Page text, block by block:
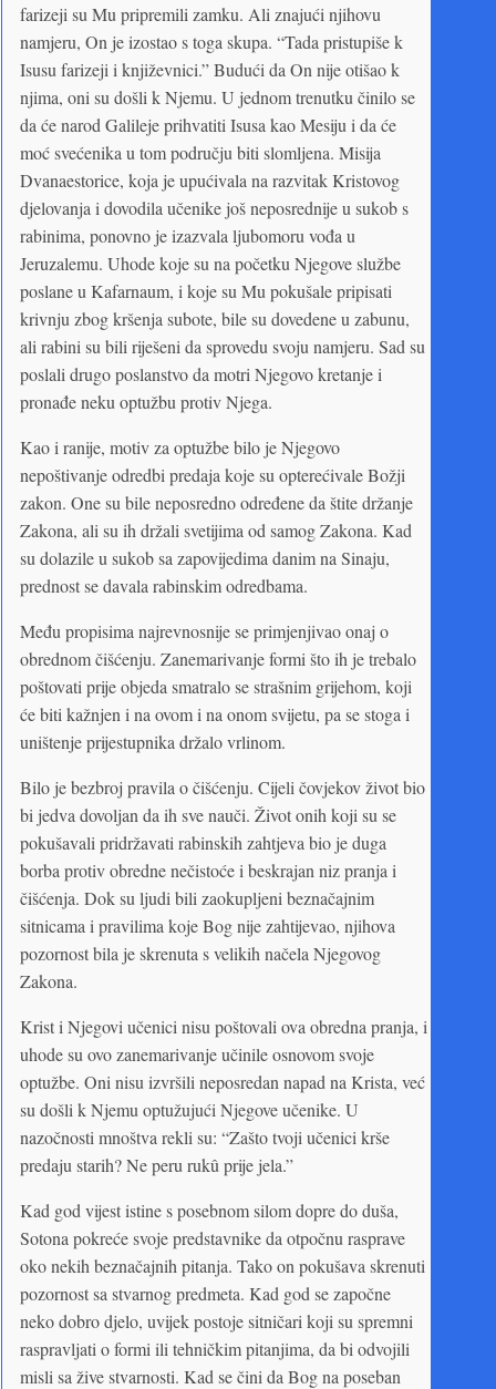
farizeji su Mu pripremili zamku. Ali znajući njihovu
namjeru, On je izostao s toga skupa. “Tada pristupiše k
Isusu farizeji i književnici.” Budući da On nije otišao k
njima, oni su došli k Njemu. U jednom trenutku činilo se
da će narod Galileje prihvatiti Isusa kao Mesiju i da će
moć svećenika u tom području biti slomljena. Misija
Dvanaestorice, koja je upućivala na razvitak Kristovog
djelovanja i dovodila učenike još neposrednije u sukob s
rabinima, ponovno je izazvala ljubomoru vođa u
Jeruzalemu. Uhode koje su na početku Njegove službe
poslane u Kafarnaum, i koje su Mu pokušale pripisati
krivnju zbog kršenja subote, bile su dovedene u zabunu,
ali rabini su bili riješeni da sprovedu svoju namjeru. Sad su
poslali drugo poslanstvo da motri Njegovo kretanje i
pronađe neku optužbu protiv Njega.
Kao i ranije, motiv za optužbe bilo je Njegovo
nepoštivanje odredbi predaja koje su opterećivale Božji
zakon. One su bile neposredno određene da štite držanje
Zakona, ali su ih držali svetijima od samog Zakona. Kad
su dolazile u sukob sa zapovijedima danim na Sinaju,
prednost se davala rabinskim odredbama.
Među propisima najrevnosnije se primjenjivao onaj o
obrednom čišćenju. Zanemarivanje formi što ih je trebalo
poštovati prije objeda smatralo se strašnim grijehom, koji
će biti kažnjen i na ovom i na onom svijetu, pa se stoga i
uništenje prijestupnika držalo vrlinom.
Bilo je bezbroj pravila o čišćenju. Cijeli čovjekov život bio
bi jedva dovoljan da ih sve nauči. Život onih koji su se
pokušavali pridržavati rabinskih zahtjeva bio je duga
borba protiv obredne nečistoće i beskrajan niz pranja i
čišćenja. Dok su ljudi bili zaokupljeni beznačajnim
sitnicama i pravilima koje Bog nije zahtijevao, njihova
pozornost bila je skrenuta s velikih načela Njegovog
Zakona.
Krist i Njegovi učenici nisu poštovali ova obredna pranja, i
uhode su ovo zanemarivanje učinile osnovom svoje
optužbe. Oni nisu izvršili neposredan napad na Krista, već
su došli k Njemu optužujući Njegove učenike. U
nazočnosti mnoštva rekli su: “Zašto tvoji učenici krše
predaju starih? Ne peru rukû prije jela.”
Kad god vijest istine s posebnom silom dopre do duša,
Sotona pokreće svoje predstavnike da otpočnu rasprave
oko nekih beznačajnih pitanja. Tako on pokušava skrenuti
pozornost sa stvarnog predmeta. Kad god se započne
neko dobro djelo, uvijek postoje sitničari koji su spremni
raspravljati o formi ili tehničkim pitanjima, da bi odvojili
misli sa žive stvarnosti. Kad se čini da Bog na poseban